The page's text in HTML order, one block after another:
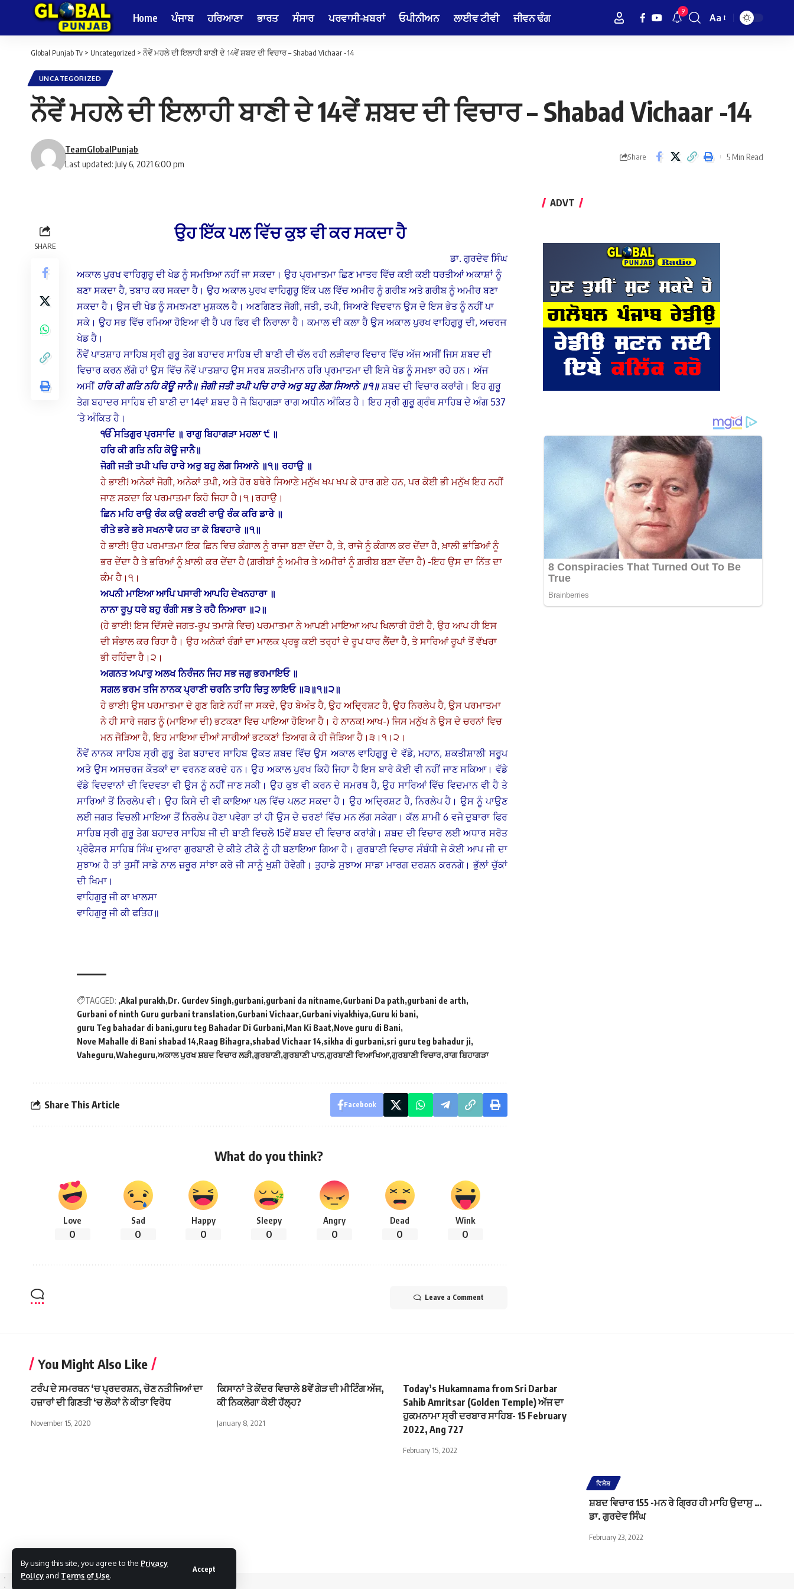
By using this site, you agree to the Privacy
Policy and Terms of Use.
Accept
Home ਪੰਜਾਬ ਹਰਿਆਣਾ ਭਾਰਤ ਸੰਸਾਰ ਪਰਵਾਸੀ-ਖ਼ਬਰਾਂ ਓਪੀਨੀਅਨ ਲਾਈਵ ਟੀਵੀ ਜੀਵਨ ਢੰਗ 9
Font
Aa
Global Punjab Tv > Uncategorized > ਨੌਵੇਂ ਮਹਲੇ ਦੀ ਇਲਾਹੀ ਬਾਣੀ ਦੇ 14ਵੇਂ ਸ਼ਬਦ ਦੀ ਵਿਚਾਰ – Shabad Vichaar -14
UNCATEGORIZED
ਨੌਵੇਂ ਮਹਲੇ ਦੀ ਇਲਾਹੀ ਬਾਣੀ ਦੇ 14ਵੇਂ ਸ਼ਬਦ ਦੀ ਵਿਚਾਰ – Shabad Vichaar -14
Last updated: July 6, 2021 6:00 pm
TeamGlobalPunjab
Share 5 Min Read
SHARE
ਉਹ ਇੱਕ ਪਲ ਵਿੱਚ ਕੁਝ ਵੀ ਕਰ ਸਕਦਾ ਹੈ
ਡਾ. ਗੁਰਦੇਵ ਸਿੰਘ
ਅਕਾਲ ਪੁਰਖ ਵਾਹਿਗੁਰੂ ਦੀ ਖੇਡ ਨੂੰ ਸਮਝਿਆ ਨਹੀਂ ਜਾ ਸਕਦਾ। ਉਹ ਪ੍ਰਮਾਤਮਾ ਛਿਣ ਮਾਤਰ ਵਿੱਚ ਕਈ ਕਈ ਧਰਤੀਆਂ ਅਕਾਸ਼ਾਂ ਨੂੰ
ਬਣਾ ਸਕਦਾ ਹੈ, ਤਬਾਹ ਕਰ ਸਕਦਾ ਹੈ। ਉਹ ਅਕਾਲ ਪੁਰਖ ਵਾਹਿਗੁਰੂ ਇੱਕ ਪਲ ਵਿੱਚ ਅਮੀਰ ਨੂੰ ਗਰੀਬ ਅਤੇ ਗਰੀਬ ਨੂੰ ਅਮੀਰ ਬਣਾ
ਸਕਦਾ ਹੈ। ਉਸ ਦੀ ਖੇਡ ਨੂੰ ਸਮਝਮਣਾ ਮੁਸ਼ਕਲ ਹੈ। ਅਣਗਿਣਤ ਜੋਗੀ, ਜਤੀ, ਤਪੀ, ਸਿਆਣੇ ਵਿਦਵਾਨ ਉਸ ਦੇ ਇਸ ਭੇਤ ਨੂੰ ਨਹੀਂ ਪਾ
ਸਕੇ। ਉਹ ਸਭ ਵਿੱਚ ਰਮਿਆ ਹੋਇਆ ਵੀ ਹੈ ਪਰ ਫਿਰ ਵੀ ਨਿਰਾਲਾ ਹੈ। ਕਮਾਲ ਦੀ ਕਲਾ ਹੈ ਉਸ ਅਕਾਲ ਪੁਰਖ ਵਾਹਿਗੁਰੂ ਦੀ, ਅਚਰਜ
ਖੇਡ ਹੈ।
ਨੌਵੇਂ ਪਾਤਸ਼ਾਹ ਸਾਹਿਬ ਸ੍ਰੀ ਗੁਰੂ ਤੇਗ ਬਹਾਦਰ ਸਾਹਿਬ ਦੀ ਬਾਣੀ ਦੀ ਚੱਲ ਰਹੀ ਲੜੀਵਾਰ ਵਿਚਾਰ ਵਿੱਚ ਅੱਜ ਅਸੀਂ ਜਿਸ ਸ਼ਬਦ ਦੀ
ਵਿਚਾਰ ਕਰਨ ਲੱਗੇ ਹਾਂ ਉਸ ਵਿੱਚ ਨੌਵੇਂ ਪਾਤਸ਼ਾਹ ਉਸ ਸਰਬ ਸ਼ਕਤੀਮਾਨ ਹਰਿ ਪ੍ਰਮਾਤਮਾ ਦੀ ਇਸੇ ਖੇਡ ਨੂੰ ਸਮਝਾ ਰਹੇ ਹਨ। ਅੱਜ
ਅਸੀਂ ਹਰਿ ਕੀ ਗਤਿ ਨਹਿ ਕੋਊ ਜਾਨੈ॥ ਜੋਗੀ ਜਤੀ ਤਪੀ ਪਚਿ ਹਾਰੇ ਅਰੁ ਬਹੁ ਲੋਗ ਸਿਆਨੇ ॥੧॥ ਸ਼ਬਦ ਦੀ ਵਿਚਾਰ ਕਰਾਂਗੇ। ਇਹ ਗੁਰੂ
ਤੇਗ ਬਹਾਦਰ ਸਾਹਿਬ ਦੀ ਬਾਣੀ ਦਾ 14ਵਾਂ ਸ਼ਬਦ ਹੈ ਜੋ ਬਿਹਾਗੜਾ ਰਾਗ ਅਧੀਨ ਅੰਕਿਤ ਹੈ। ਇਹ ਸ੍ਰੀ ਗੁਰੂ ਗ੍ਰੰਥ ਸਾਹਿਬ ਦੇ ਅੰਗ 537
‘ਤੇ ਅੰਕਿਤ ਹੈ।
ੴ ਸਤਿਗੁਰ ਪ੍ਰਸਾਦਿ ॥ ਰਾਗੁ ਬਿਹਾਗੜਾ ਮਹਲਾ ੯ ॥
ਹਰਿ ਕੀ ਗਤਿ ਨਹਿ ਕੋਊ ਜਾਨੈ॥
ਜੋਗੀ ਜਤੀ ਤਪੀ ਪਚਿ ਹਾਰੇ ਅਰੁ ਬਹੁ ਲੋਗ ਸਿਆਨੇ ॥੧॥ ਰਹਾਉ ॥
ਹੇ ਭਾਈ! ਅਨੇਕਾਂ ਜੋਗੀ, ਅਨੇਕਾਂ ਤਪੀ, ਅਤੇ ਹੋਰ ਬਥੇਰੇ ਸਿਆਣੇ ਮਨੁੱਖ ਖਪ ਖਪ ਕੇ ਹਾਰ ਗਏ ਹਨ, ਪਰ ਕੋਈ ਭੀ ਮਨੁੱਖ ਇਹ ਨਹੀਂ
ਜਾਣ ਸਕਦਾ ਕਿ ਪਰਮਾਤਮਾ ਕਿਹੋ ਜਿਹਾ ਹੈ।੧।ਰਹਾਉ।
ਛਿਨ ਮਹਿ ਰਾਉ ਰੰਕ ਕਉ ਕਰਈ ਰਾਉ ਰੰਕ ਕਰਿ ਡਾਰੇ ॥
ਰੀਤੇ ਭਰੇ ਭਰੇ ਸਖਨਾਵੈ ਯਹ ਤਾ ਕੋ ਬਿਵਹਾਰੇ ॥੧॥
ਹੇ ਭਾਈ! ਉਹ ਪਰਮਾਤਮਾ ਇਕ ਛਿਨ ਵਿਚ ਕੰਗਾਲ ਨੂੰ ਰਾਜਾ ਬਣਾ ਦੇਂਦਾ ਹੈ, ਤੇ, ਰਾਜੇ ਨੂੰ ਕੰਗਾਲ ਕਰ ਦੇਂਦਾ ਹੈ, ਖ਼ਾਲੀ ਭਾਂਡਿਆਂ ਨੂੰ
ਭਰ ਦੇਂਦਾ ਹੈ ਤੇ ਭਰਿਆਂ ਨੂੰ ਖ਼ਾਲੀ ਕਰ ਦੇਂਦਾ ਹੈ (ਗ਼ਰੀਬਾਂ ਨੂੰ ਅਮੀਰ ਤੇ ਅਮੀਰਾਂ ਨੂੰ ਗ਼ਰੀਬ ਬਣਾ ਦੇਂਦਾ ਹੈ) -ਇਹ ਉਸ ਦਾ ਨਿੱਤ ਦਾ
ਕੰਮ ਹੈ।੧।
ਅਪਨੀ ਮਾਇਆ ਆਪਿ ਪਸਾਰੀ ਆਪਹਿ ਦੇਖਨਹਾਰਾ ॥
ਨਾਨਾ ਰੂਪੁ ਧਰੇ ਬਹੁ ਰੰਗੀ ਸਭ ਤੇ ਰਹੈ ਨਿਆਰਾ ॥੨॥
(ਹੇ ਭਾਈ! ਇਸ ਦਿੱਸਦੇ ਜਗਤ-ਰੂਪ ਤਮਾਸ਼ੇ ਵਿਚ) ਪਰਮਾਤਮਾ ਨੇ ਆਪਣੀ ਮਾਇਆ ਆਪ ਖਿਲਾਰੀ ਹੋਈ ਹੈ, ਉਹ ਆਪ ਹੀ ਇਸ
ਦੀ ਸੰਭਾਲ ਕਰ ਰਿਹਾ ਹੈ। ਉਹ ਅਨੇਕਾਂ ਰੰਗਾਂ ਦਾ ਮਾਲਕ ਪ੍ਰਭੂ ਕਈ ਤਰ੍ਹਾਂ ਦੇ ਰੂਪ ਧਾਰ ਲੈਂਦਾ ਹੈ, ਤੇ ਸਾਰਿਆਂ ਰੂਪਾਂ ਤੋਂ ਵੱਖਰਾ
ਭੀ ਰਹਿੰਦਾ ਹੈ।੨।
ਅਗਨਤ ਅਪਾਰੁ ਅਲਖ ਨਿਰੰਜਨ ਜਿਹ ਸਭ ਜਗੁ ਭਰਮਾਇਓ ॥
ਸਗਲ ਭਰਮ ਤਜਿ ਨਾਨਕ ਪ੍ਰਾਣੀ ਚਰਨਿ ਤਾਹਿ ਚਿਤੁ ਲਾਇਓ ॥੩॥੧॥੨॥
ਹੇ ਭਾਈ! ਉਸ ਪਰਮਾਤਮਾ ਦੇ ਗੁਣ ਗਿਣੇ ਨਹੀਂ ਜਾ ਸਕਦੇ, ਉਹ ਬੇਅੰਤ ਹੈ, ਉਹ ਅਦ੍ਰਿਸ਼ਟ ਹੈ, ਉਹ ਨਿਰਲੇਪ ਹੈ, ਉਸ ਪਰਮਾਤਮਾ
ਨੇ ਹੀ ਸਾਰੇ ਜਗਤ ਨੂੰ (ਮਾਇਆ ਦੀ) ਭਟਕਣਾ ਵਿਚ ਪਾਇਆ ਹੋਇਆ ਹੈ। ਹੇ ਨਾਨਕ! ਆਖ-) ਜਿਸ ਮਨੁੱਖ ਨੇ ਉਸ ਦੇ ਚਰਨਾਂ ਵਿਚ
ਮਨ ਜੋੜਿਆ ਹੈ, ਇਹ ਮਾਇਆ ਦੀਆਂ ਸਾਰੀਆਂ ਭਟਕਣਾਂ ਤਿਆਗ ਕੇ ਹੀ ਜੋੜਿਆ ਹੈ।੩।੧।੨।
ਨੌਵੇਂ ਨਾਨਕ ਸਾਹਿਬ ਸ੍ਰੀ ਗੁਰੂ ਤੇਗ ਬਹਾਦਰ ਸਾਹਿਬ ਉਕਤ ਸ਼ਬਦ ਵਿੱਚ ਉਸ ਅਕਾਲ ਵਾਹਿਗੁਰੂ ਦੇ ਵੱਡੇ, ਮਹਾਨ, ਸ਼ਕਤੀਸ਼ਾਲੀ ਸਰੂਪ
ਅਤੇ ਉਸ ਅਸਚਰਜ ਕੌਤਕਾਂ ਦਾ ਵਰਨਣ ਕਰਦੇ ਹਨ। ਉਹ ਅਕਾਲ ਪੁਰਖ ਕਿਹੋ ਜਿਹਾ ਹੈ ਇਸ ਬਾਰੇ ਕੋਈ ਵੀ ਨਹੀਂ ਜਾਣ ਸਕਿਆ। ਵੱਡੇ
ਵੱਡੇ ਵਿਦਵਾਨਾਂ ਦੀ ਵਿਦਵਤਾ ਵੀ ਉਸ ਨੂੰ ਨਹੀਂ ਜਾਣ ਸਕੀ। ਉਹ ਕੁਝ ਵੀ ਕਰਨ ਦੇ ਸਮਰਥ ਹੈ, ਉਹ ਸਾਰਿਆਂ ਵਿੱਚ ਵਿਦਮਾਨ ਵੀ ਹੈ ਤੇ
ਸਾਰਿਆਂ ਤੋਂ ਨਿਰਲੇਪ ਵੀ। ਉਹ ਕਿਸੇ ਦੀ ਵੀ ਕਾਇਆ ਪਲ ਵਿੱਚ ਪਲਟ ਸਕਦਾ ਹੈ। ਉਹ ਅਦ੍ਰਿਸ਼ਟ ਹੈ, ਨਿਰਲੇਪ ਹੈ। ਉਸ ਨੂੰ ਪਾਉਣ
ਲਈ ਜਗਤ ਵਿਚਲੀ ਮਾਇਆ ਤੋਂ ਨਿਰਲੇਪ ਹੋਣਾ ਪਵੇਗਾ ਤਾਂ ਹੀ ਉਸ ਦੇ ਚਰਣਾਂ ਵਿੱਚ ਮਨ ਲੱਗ ਸਕੇਗਾ।ਕੱਲ ਸ਼ਾਮੀ 6 ਵਜੇ ਦੁਬਾਰਾ ਫਿਰ
ਸਾਹਿਬ ਸ੍ਰੀ ਗੁਰੂ ਤੇਗ ਬਹਾਦਰ ਸਾਹਿਬ ਜੀ ਦੀ ਬਾਣੀ ਵਿਚਲੇ 15ਵੇਂ ਸ਼ਬਦ ਦੀ ਵਿਚਾਰ ਕਰਾਂਗੇ। ਸ਼ਬਦ ਦੀ ਵਿਚਾਰ ਲਈ ਅਧਾਰ ਸਰੋਤ
ਪ੍ਰੋਫੈਸਰ ਸਾਹਿਬ ਸਿੰਘ ਦੁਆਰਾ ਗੁਰਬਾਣੀ ਦੇ ਕੀਤੇ ਟੀਕੇ ਨੂੰ ਹੀ ਬਣਾਇਆ ਗਿਆ ਹੈ। ਗੁਰਬਾਣੀ ਵਿਚਾਰ ਸੰਬੰਧੀ ਜੇ ਕੋਈ ਆਪ ਜੀ ਦਾ
ਸੁਝਾਅ ਹੈ ਤਾਂ ਤੁਸੀਂ ਸਾਡੇ ਨਾਲ ਜ਼ਰੂਰ ਸਾਂਝਾ ਕਰੋ ਜੀ ਸਾਨੂੰ ਖੁਸ਼ੀ ਹੋਵੇਗੀ। ਤੁਹਾਡੇ ਸੁਝਾਅ ਸਾਡਾ ਮਾਰਗ ਦਰਸ਼ਨ ਕਰਨਗੇ। ਭੁੱਲਾਂ ਚੁੱਕਾਂ
ਦੀ ਖਿਮਾ।
ਵਾਹਿਗੁਰੂ ਜੀ ਕਾ ਖਾਲਸਾ
ਵਾਹਿਗੁਰੂ ਜੀ ਕੀ ਫਤਿਹ॥
TAGGED: Akal purakh Dr. Gurdev Singh gurbani gurbani da nitname Gurbani Da path gurbani de arth
Gurbani of ninth Guru gurbani translation Gurbani Vichaar Gurbani viyakhiya Guru ki bani
guru Teg bahadar di bani guru teg Bahadar Di Gurbani Man Ki Baat Nove guru di Bani
Nove Mahalle di Bani shabad 14 Raag Bihagra shabad Vichaar 14 sikha di gurbani sri guru teg bahadur ji
Vaheguru Waheguru ਅਕਾਲ ਪੁਰਖ ਸ਼ਬਦ ਵਿਚਾਰ ਲੜੀ ਗੁਰਬਾਣੀ ਗੁਰਬਾਣੀ ਪਾਠ ਗੁਰਬਾਣੀ ਵਿਆਖਿਆ ਗੁਰਬਾਣੀ ਵਿਚਾਰ ਰਾਗ ਬਿਹਾਗੜਾ
Share This Article Facebook
What do you think?
Love
0
Sad
0
Happy
0
Sleepy
0
Angry
0
Dead
0
Wink
0
Leave a Comment
ADVT
You Might Also Like
ਟਰੰਪ ਦੇ ਸਮਰਥਨ ‘ਚ ਪ੍ਰਦਰਸ਼ਨ, ਚੋਣ ਨਤੀਜਿਆਂ ਦਾ
ਹਜ਼ਾਰਾਂ ਦੀ ਗਿਣਤੀ ‘ਚ ਲੋਕਾਂ ਨੇ ਕੀਤਾ ਵਿਰੋਧ
November 15, 2020
ਕਿਸਾਨਾਂ ਤੇ ਕੇਂਦਰ ਵਿਚਾਲੇ 8ਵੇਂ ਗੇੜ ਦੀ ਮੀਟਿੰਗ ਅੱਜ,
ਕੀ ਨਿਕਲੇਗਾ ਕੋਈ ਹੱਲ੍ਹ?
January 8, 2021
Today’s Hukamnama from Sri Darbar
Sahib Amritsar (Golden Temple) ਅੱਜ ਦਾ
ਹੁਕਮਨਾਮਾ ਸ੍ਰੀ ਦਰਬਾਰ ਸਾਹਿਬ- 15 February
2022, Ang 727
February 15, 2022
ਵਿਸ਼ੇਸ਼
ਸ਼ਬਦ ਵਿਚਾਰ 155 -ਮਨ ਰੇ ਗ੍ਰਿਹ ਹੀ ਮਾਹਿ ਉਦਾਸੁ …
ਡਾ. ਗੁਰਦੇਵ ਸਿੰਘ
February 23, 2022